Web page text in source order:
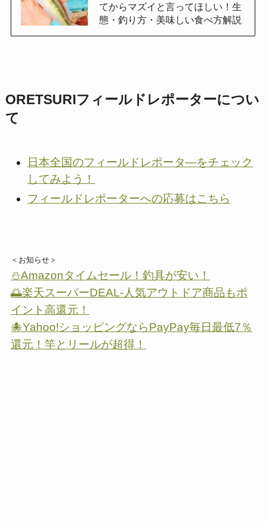
てからマズイと言ってほしい！生
態・釣り方・美味しい食べ方解説
ORETSURIフィールドレポーターについ
て
日本全国のフィールドレポータ―をチェック
してみよう！
フィールドレポーターへの応募はこちら
＜お知らせ＞
⛄Amazonタイムセール！釣具が安い！
🌅楽天スーパーDEAL-人気アウトドア商品もポ
イント高還元！
🐙Yahoo!ショッピングならPayPay毎日最低7％
還元！竿とリールが超得！